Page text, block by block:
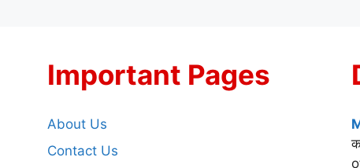
Important Pages
About Us
Contact Us